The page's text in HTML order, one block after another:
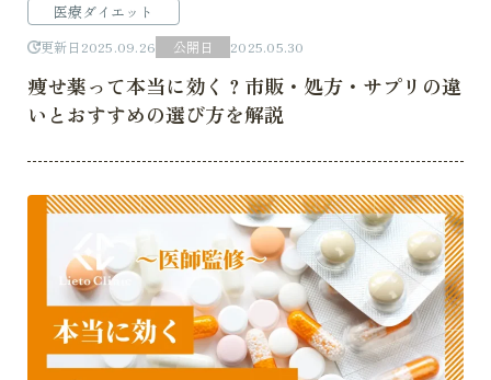
医療ダイエット
更新日 2025.09.26 公開日 2025.05.30
痩せ薬って本当に効く？市販・処方・サプリの違
いとおすすめの選び方を解説